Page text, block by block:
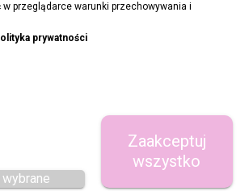
w przeglądarce warunki przechowywania i
prywatności
Wymagane pliki cookie oraz cookie HttpOnly.
Pliki cookie wymagane do przeglądania
witryny i korzystania z jej podstawowych
funkcji. Te pliki cookie są wymagane do
prawidłowego działania witryny.
Zaakceptuj
wszystko